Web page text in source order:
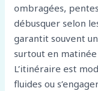
ombragées,
débusquer selon
garantit souvent
surtout en
L’itinéraire est
fluides ou